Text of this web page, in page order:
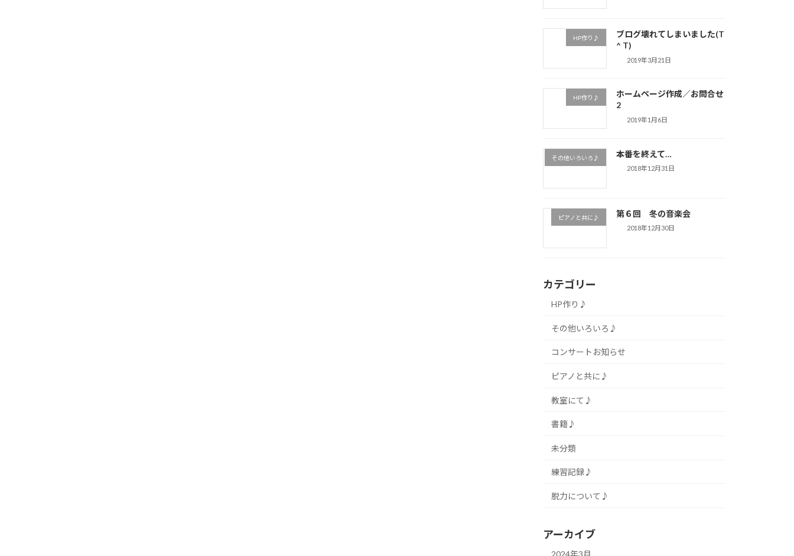
HP作り♪
ブログ壊れてしまいました(T
^ T)
2019年3月21日
HP作り♪
ホームページ作成／お問合せ
2
2019年1月6日
その他いろいろ♪ 本番を終えて…
2018年12月31日
ピアノと共に♪ 第６回 冬の音楽会
2018年12月30日
カテゴリー
HP作り♪
その他いろいろ♪
コンサートお知らせ
ピアノと共に♪
教室にて♪
書籍♪
未分類
練習記録♪
脱力について♪
アーカイブ
2024年3月